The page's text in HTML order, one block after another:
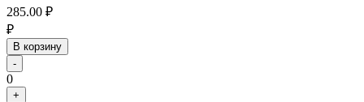
285.00 ₽
₽
В корзину
-
0
+